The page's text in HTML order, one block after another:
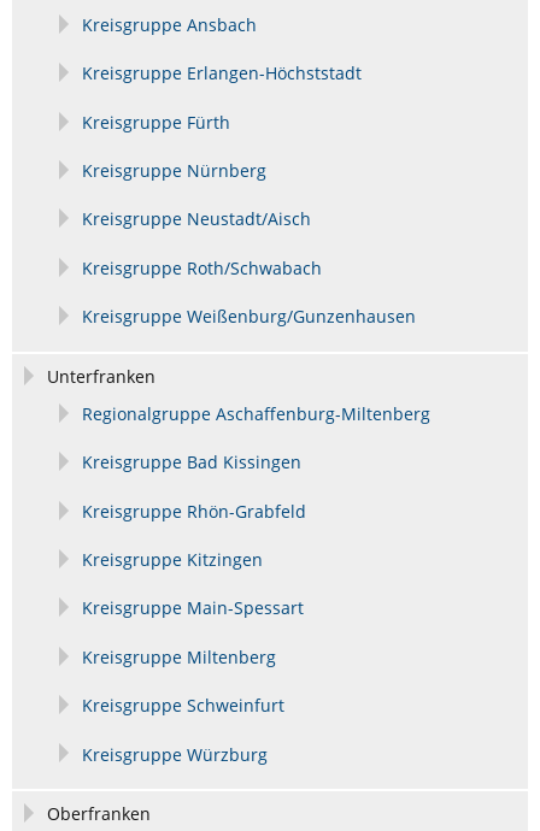
Kreisgruppe Ansbach
Kreisgruppe Erlangen-Höchststadt
Kreisgruppe Fürth
Kreisgruppe Nürnberg
Kreisgruppe Neustadt/Aisch
Kreisgruppe Roth/Schwabach
Kreisgruppe Weißenburg/Gunzenhausen
Unterfranken
Regionalgruppe Aschaffenburg-Miltenberg
Kreisgruppe Bad Kissingen
Kreisgruppe Rhön-Grabfeld
Kreisgruppe Kitzingen
Kreisgruppe Main-Spessart
Kreisgruppe Miltenberg
Kreisgruppe Schweinfurt
Kreisgruppe Würzburg
Oberfranken